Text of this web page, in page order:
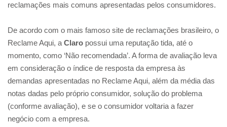
reclamações mais comuns apresentadas pelos consumidores.
De acordo com o mais famoso site de reclamações brasileiro, o
Reclame Aqui, a Claro possui uma reputação tida, até o
momento, como ‘Não recomendada’. A forma de avaliação leva
em consideração o índice de resposta da empresa às
demandas apresentadas no Reclame Aqui, além da média das
notas dadas pelo próprio consumidor, solução do problema
(conforme avaliação), e se o consumidor voltaria a fazer
negócio com a empresa.